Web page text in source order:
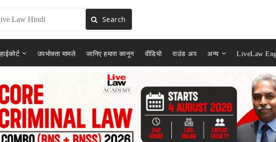
Search
हाईकोर्ट उपभोक्ता मामले जानिए हमारा कानून वीडियो राउंड अप अन्य LiveLaw